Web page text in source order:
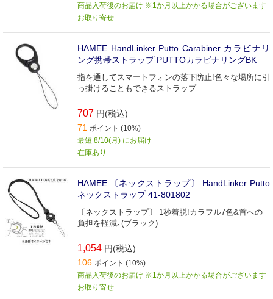
商品入荷後のお届け ※1か月以上かかる場合がございます
お取り寄せ
HAMEE HandLinker Putto Carabiner カラビナリ
ング携帯ストラップ PUTTOカラビナリングBK
指を通してスマートフォンの落下防止!色々な場所に引
っ掛けることもできるストラップ
707 円(税込)
71 ポイント (10%)
最短 8/10(月) にお届け
在庫あり
HAMEE 〔ネックストラップ〕 HandLinker Putto
ネックストラップ 41-801802
〔ネックストラップ〕 1秒着脱!カラフル7色&首への
負担を軽減｡(ブラック)
1,054 円(税込)
106 ポイント (10%)
商品入荷後のお届け ※1か月以上かかる場合がございます
お取り寄せ